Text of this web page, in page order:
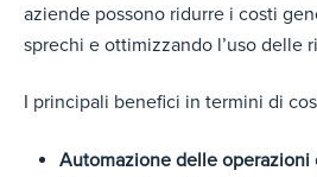
aziende possono ridurre i costi
sprechi e ottimizzando l’uso delle
I principali benefici in termini di
Automazione delle operazioni